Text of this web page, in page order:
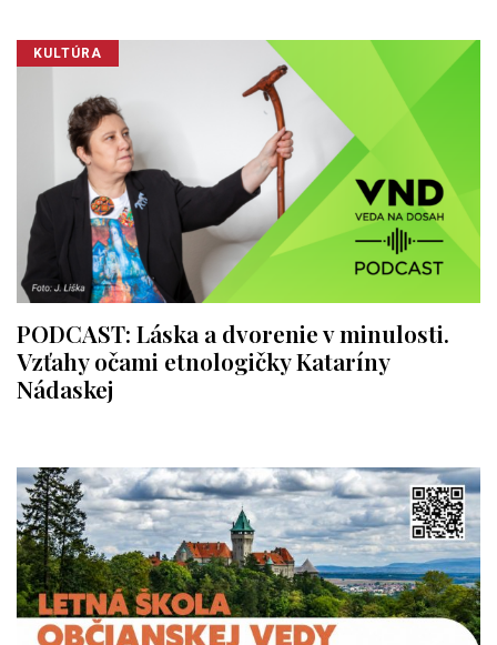
KULTÚRA
PODCAST: Láska a dvorenie v minulosti.
Vzťahy očami etnologičky Kataríny
Nádaskej